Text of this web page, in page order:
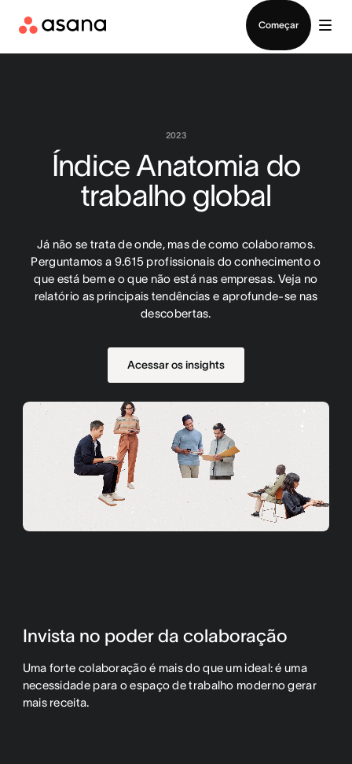
Começar
2023
Índice Anatomia do
trabalho global
Já não se trata de onde, mas de como colaboramos.
Perguntamos a 9.615 profissionais do conhecimento o
que está bem e o que não está nas empresas. Veja no
relatório as principais tendências e aprofunde-se nas
descobertas.
Acessar os insights
Invista no poder da colaboração
Uma forte colaboração é mais do que um ideal: é uma
necessidade para o espaço de trabalho moderno gerar
mais receita.